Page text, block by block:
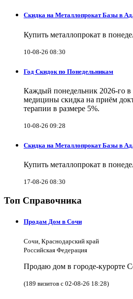
Скидка на Металлопрокат Базы в
Купить металлопрокат в
10-08-26 08:30
Год Скидок по Понедельникам
Каждый понедельник 2026-го
медицины скидка на приём
терапии в размере 5%.
10-08-26 09:28
Скидка на Металлопрокат Базы в
Купить металлопрокат в
17-08-26 08:30
Топ Справочника
Продам Дом в Сочи
Сочи, Краснодарский край
Российская Федерация
Продаю дом в городе-курорте
(189 визитов с 02-08-26 18:28)